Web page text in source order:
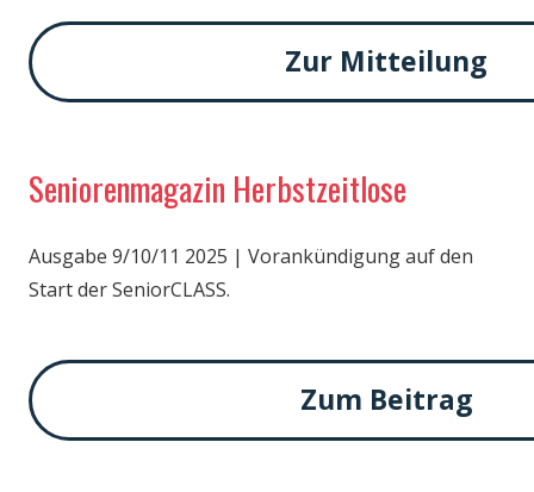
Zur Mitteilung
Seniorenmagazin Herbstzeitlose
Ausgabe 9/10/11 2025 | Vorankündigung auf den
Start der SeniorCLASS.
Zum Beitrag